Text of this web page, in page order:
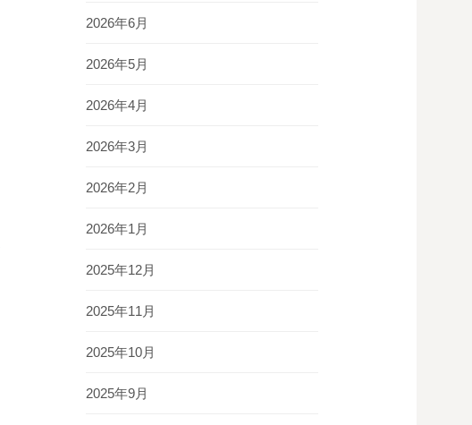
2026年6月
2026年5月
2026年4月
2026年3月
2026年2月
2026年1月
2025年12月
2025年11月
2025年10月
2025年9月